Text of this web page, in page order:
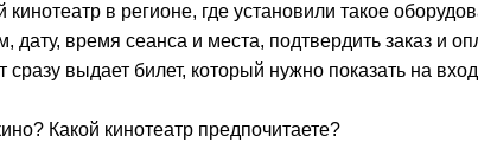
в регионе, где установили такое
дату, время сеанса и места, подтвердить заказ и
сразу выдает билет, который нужно показать на
Какой кинотеатр предпочитаете?